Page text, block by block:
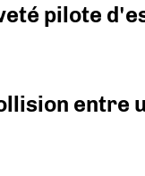
pilote
entre